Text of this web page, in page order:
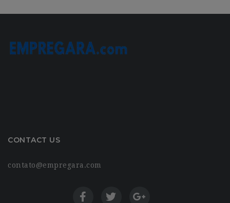
CONTACT US
contato@empregara.com